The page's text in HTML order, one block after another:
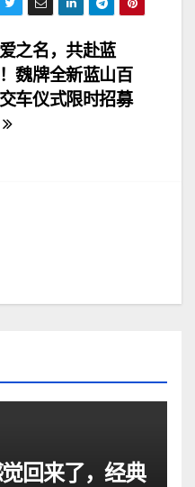
之名，共赴蓝
魏牌全新蓝山百
车仪式限时招募
回来了，经典